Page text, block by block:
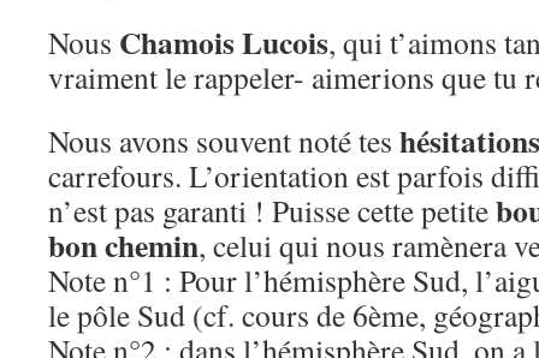
Nous Chamois Lucois, qui t’aimons
vraiment le rappeler- aimerions que tu
Nous avons souvent noté tes hésitations
carrefours. L’orientation est parfois
n’est pas garanti ! Puisse cette petite
bon chemin, celui qui nous ramènera
Note n°1 : Pour l’hémisphère Sud,
le pôle Sud (cf. cours de 6ème,
Note n°2 : dans l’hémisphère Sud, on